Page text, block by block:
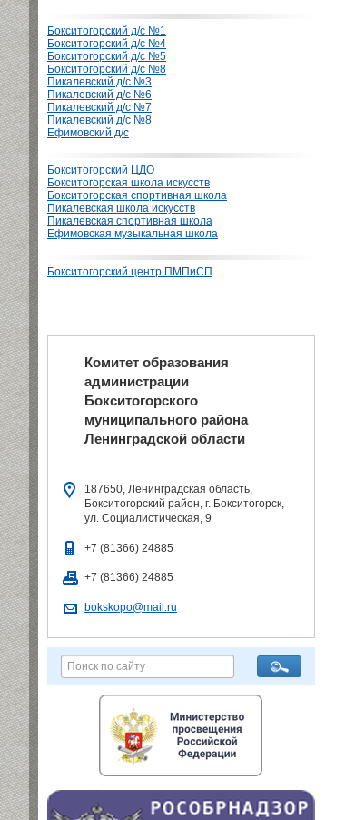
Бокситогорский д/с №1
Бокситогорский д/с №4
Бокситогорский д/с №5
Бокситогорский д/с №8
Пикалевский д/с №3
Пикалевский д/с №6
Пикалевский д/с №7
Пикалевский д/с №8
Ефимовский д/с
Бокситогорский ЦДО
Бокситогорская школа искусств
Бокситогорская спортивная школа
Пикалевская школа искусств
Пикалевская спортивная школа
Ефимовская музыкальная школа
Бокситогорский центр ПМПиСП
Комитет образования
администрации
Бокситогорского
муниципального района
Ленинградской области
187650, Ленинградская область,
Бокситогорский район, г. Бокситогорск,
ул. Социалистическая, 9
+7 (81366) 24885
+7 (81366) 24885
bokskopo@mail.ru